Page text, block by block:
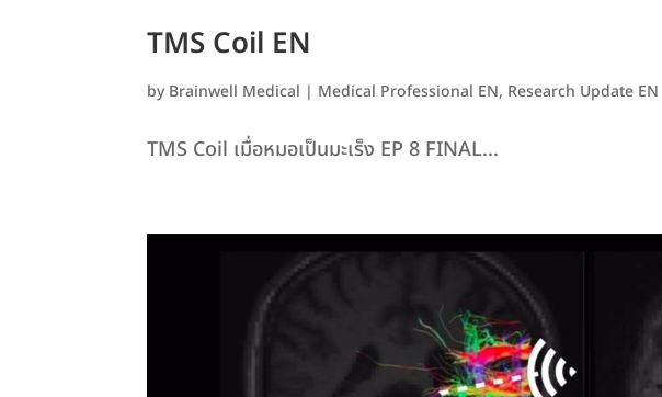
TMS Coil EN
by Brainwell Medical | Medical Professional EN, Research Update EN
TMS Coil เมื่อหมอเป็นมะเร็ง EP 8 FINAL...